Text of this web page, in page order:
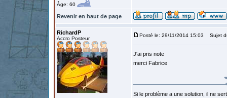
Âge: 60
Revenir en haut de page
RichardP
Accro Posteur
Posté le: 29/11/2014 15:03 Sujet
J'ai pris note
merci Fabrice
Si le problème a une solution, il ne